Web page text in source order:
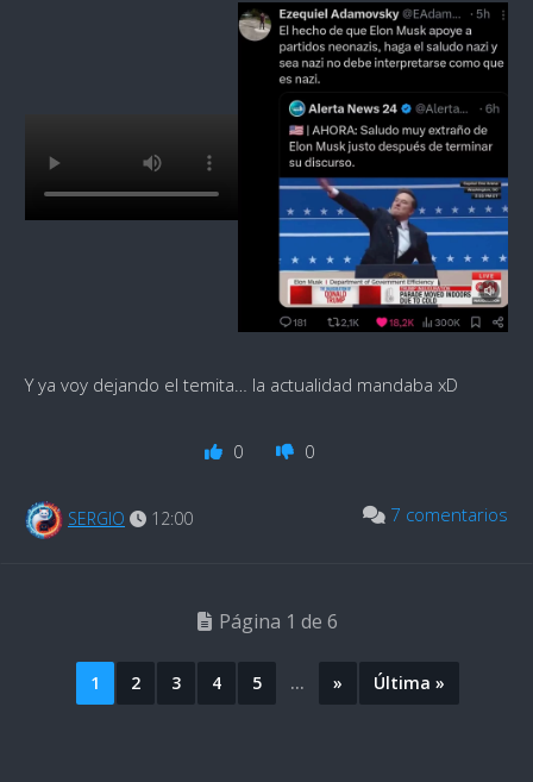
Y ya voy dejando el temita… la actualidad mandaba xD
0 0
SERGIO 12:00 7 comentarios
Página 1 de 6
1 2 3 4 5 ... » Última »